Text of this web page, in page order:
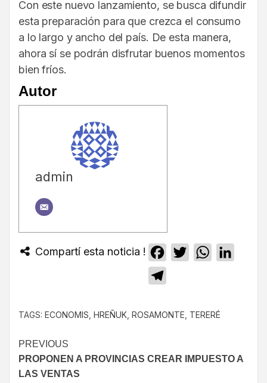
Con este nuevo lanzamiento, se busca difundir
esta preparación para que crezca el consumo
a lo largo y ancho del país. De esta manera,
ahora sí se podrán disfrutar buenos momentos
bien fríos.
Autor
admin
Compartí esta noticia ! Facebook
TwitterWhatsApp
TAGS: ECONOMIS HREÑUK ROSAMONTE TERERÉ
PREVIOUS
PROPONEN A PROVINCIAS CREAR IMPUESTO A
LAS VENTAS